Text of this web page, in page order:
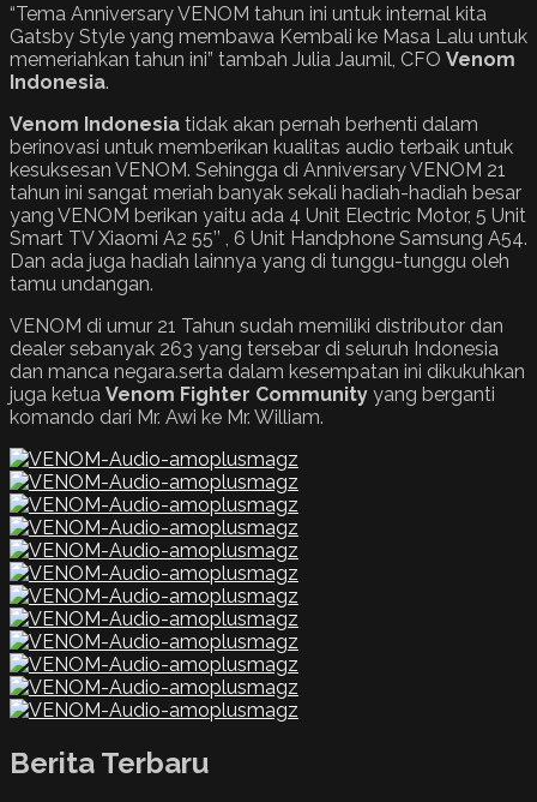
“Tema Anniversary VENOM tahun ini untuk internal kita
Gatsby Style yang membawa Kembali ke Masa Lalu untuk
memeriahkan tahun ini” tambah Julia Jaumil, CFO Venom
Indonesia.
Venom Indonesia tidak akan pernah berhenti dalam
berinovasi untuk memberikan kualitas audio terbaik untuk
kesuksesan VENOM. Sehingga di Anniversary VENOM 21
tahun ini sangat meriah banyak sekali hadiah-hadiah besar
yang VENOM berikan yaitu ada 4 Unit Electric Motor, 5 Unit
Smart TV Xiaomi A2 55’’ , 6 Unit Handphone Samsung A54.
Dan ada juga hadiah lainnya yang di tunggu-tunggu oleh
tamu undangan.
VENOM di umur 21 Tahun sudah memiliki distributor dan
dealer sebanyak 263 yang tersebar di seluruh Indonesia
dan manca negara.serta dalam kesempatan ini dikukuhkan
juga ketua Venom Fighter Community yang berganti
komando dari Mr. Awi ke Mr. William.
Berita Terbaru